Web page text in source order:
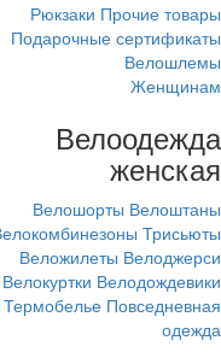
Рюкзаки Прочие товары
Подарочные сертификаты
Велошлемы
Женщинам
Велоодежда
женская
Велошорты Велоштаны
Трисьюты
Веложилеты Велоджерси
Велокуртки Велодождевики
Термобелье Повседневная
одежда